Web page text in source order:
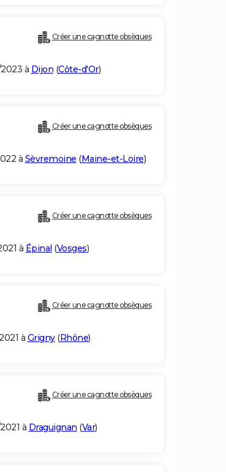
Créer une cagnotte obsèques
à Dijon (Côte-d'Or)
Créer une cagnotte obsèques
à Sèvremoine (Maine-et-Loire)
Créer une cagnotte obsèques
à Épinal (Vosges)
Créer une cagnotte obsèques
à Grigny(Rhône)
Créer une cagnotte obsèques
à Draguignan (Var)